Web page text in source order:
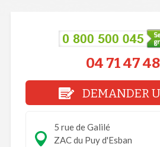
04 71 47
DEMANDER
5 rue de Galilé
ZAC du Puy d'Esban